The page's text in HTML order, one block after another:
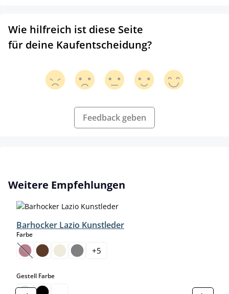
Wie hilfreich ist diese Seite
für deine Kaufentscheidung?
Feedback geben
Produktgalerie überspringen
Weitere Empfehlungen
Barhocker Lazio Kunstleder
Farbeauswählen
(Diese Option ist zurzeit nicht verfügbar.)
+5
Gestell Farbeauswählen